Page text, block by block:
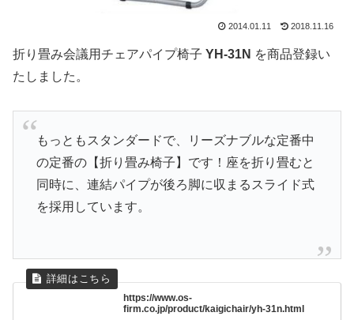
2014.01.11 2018.11.16
折り畳み会議用チェアパイプ椅子 YH-31N を商品登録い
たしました。
もっともスタンダードで、リーズナブルな定番中
の定番の【折り畳み椅子】です！座を折り畳むと
同時に、連結パイプが後ろ脚に収まるスライド式
を採用しています。
https://www.os-
firm.co.jp/product/kaigichair/yh-31n.html